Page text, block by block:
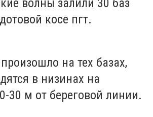
волны залили 30 баз
косе пгт.
на тех базах,
в низинах на
30 м от береговой линии.